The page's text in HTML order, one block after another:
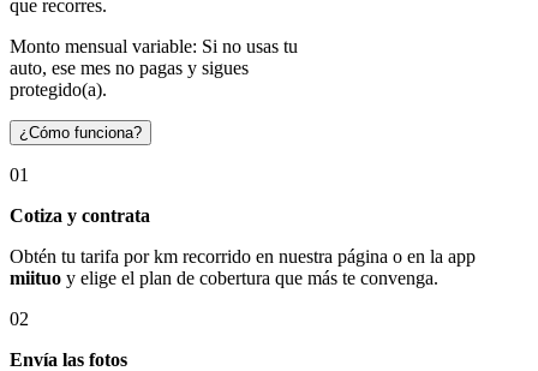
que recorres.
Monto mensual variable: Si no usas tu
auto, ese mes no pagas y sigues
protegido(a).
¿Cómo funciona?
01
Cotiza y contrata
Obtén tu tarifa por km recorrido en nuestra página o en la app
miituo y elige el plan de cobertura que más te convenga.
02
Envía las fotos